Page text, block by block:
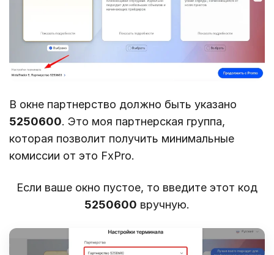
В окне партнерство должно быть указано
5250600. Это моя партнерская группа,
которая позволит получить минимальные
комиссии от это FxPro.
Если ваше окно пустое, то введите этот код
5250600 вручную.